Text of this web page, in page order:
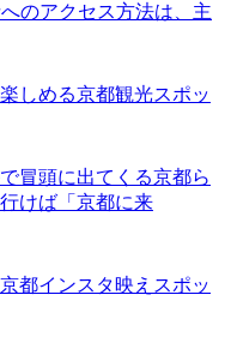
のアクセス方法は、主
しめる京都観光スポッ
冒頭に出てくる京都ら
けば「京都に来
都インスタ映えスポッ